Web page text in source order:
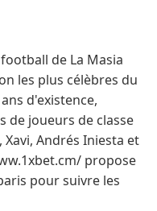
de La Masia
les plus célèbres du
d'existence,
de joueurs de classe
Andrés Iniesta et
propose
pour suivre les